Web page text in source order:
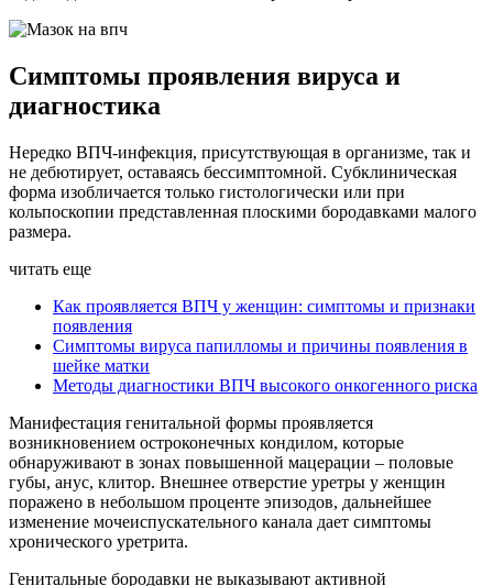
Симптомы проявления вируса и
диагностика
Нередко ВПЧ-инфекция, присутствующая в организме, так и
не дебютирует, оставаясь бессимптомной. Субклиническая
форма изобличается только гистологически или при
кольпоскопии представленная плоскими бородавками малого
размера.
читать еще
Как проявляется ВПЧ у женщин: симптомы и признаки
появления
Симптомы вируса папилломы и причины появления в
шейке матки
Методы диагностики ВПЧ высокого онкогенного риска
Манифестация генитальной формы проявляется
возникновением остроконечных кондилом, которые
обнаруживают в зонах повышенной мацерации – половые
губы, анус, клитор. Внешнее отверстие уретры у женщин
поражено в небольшом проценте эпизодов, дальнейшее
изменение мочеиспускательного канала дает симптомы
хронического уретрита.
Генитальные бородавки не выказывают активной